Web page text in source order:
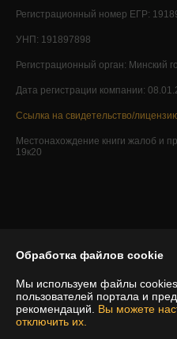
Регистрационный номер ЕГР:
УНП: 191897898
Регистрационный орган: Минский
Дата регистрации компании:
Ссылка на свидетельство/
Местонахождение книги жалоб и
19к20
Обработка файлов cookie
Мы используем файлы
пользователей портала и
рекомендаций. Вы можете
отключить их.